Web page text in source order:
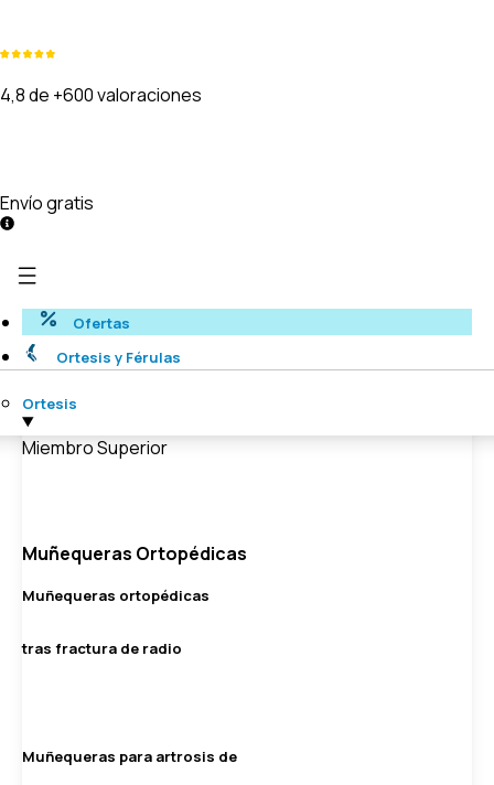
4,8 de +600 valoraciones
Envío gratis
Ofertas
Ortesis y Férulas
Ortesis
Miembro Superior
Muñequeras Ortopédicas
Muñequeras ortopédicas
tras fractura de radio
Muñequeras para artrosis de